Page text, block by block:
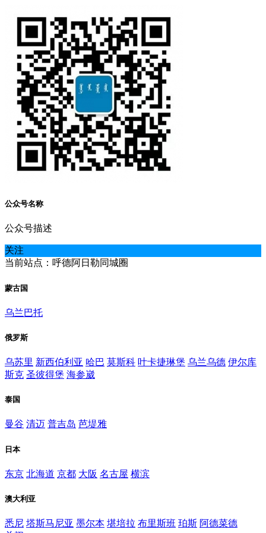
公众号名称
公众号描述
关注
当前站点：呼德阿日勒同城圈
蒙古国
乌兰巴托
俄罗斯
乌苏里 新西伯利亚 哈巴 莫斯科 叶卡捷琳堡 乌兰乌德 伊尔库
斯克 圣彼得堡 海参崴
泰国
曼谷 清迈 普吉岛 芭堤雅
日本
东京 北海道 京都 大阪 名古屋 横滨
澳大利亚
悉尼 塔斯马尼亚 墨尔本 堪培拉 布里斯班 珀斯 阿德菜德